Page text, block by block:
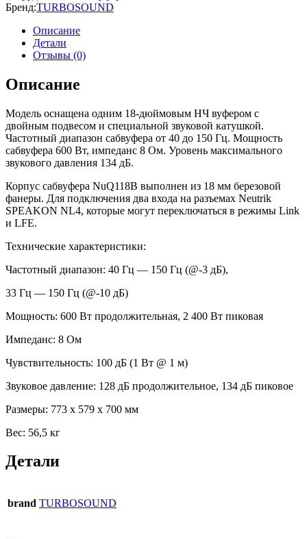
Бренд:TURBOSOUND
Описание
Детали
Отзывы (0)
Описание
Модель оснащена одним 18-дюймовым НЧ вуфером с
двойным подвесом и специальной звуковой катушкой.
Частотный диапазон сабвуфера от 40 до 150 Гц. Мощность
сабвуфера 600 Вт, импеданс 8 Ом. Уровень максимального
звукового давления 134 дБ.
Корпус сабвуфера NuQ118B выполнен из 18 мм березовой
фанеры. Для подключения два входа на разъемах Neutrik
SPEAKON NL4, которые могут переключаться в режимы Link
и LFE.
Технические характеристики:
Частотный диапазон: 40 Гц — 150 Гц (@-3 дБ),
33 Гц — 150 Гц (@-10 дБ)
Мощность: 600 Вт продолжительная, 2 400 Вт пиковая
Импеданс: 8 Ом
Чувствительность: 100 дБ (1 Вт @ 1 м)
Звуковое давление: 128 дБ продолжительное, 134 дБ пиковое
Размеры: 773 x 579 x 700 мм
Вес: 56,5 кг
Детали
brand TURBOSOUND